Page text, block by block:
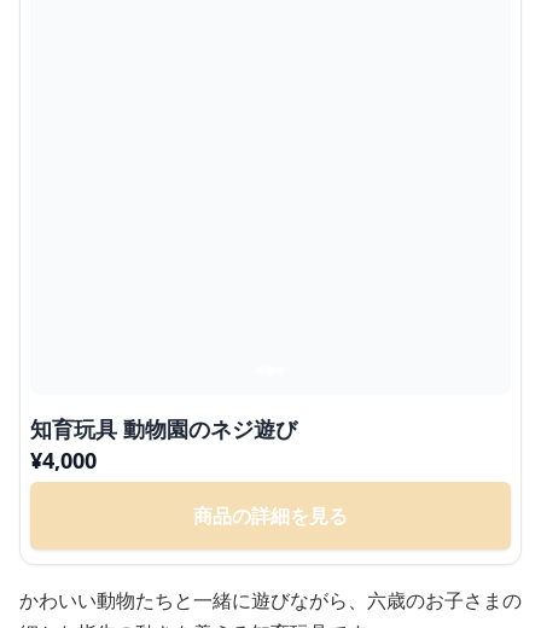
知育玩具 動物園のネジ遊び
¥4,000
商品の詳細を見る
かわいい動物たちと一緒に遊びながら、六歳のお子さまの